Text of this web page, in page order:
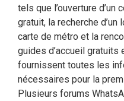
tels que l’ouverture d’un
gratuit, la recherche d’un
carte de métro et la
guides d’accueil
fournissent toutes les
nécessaires pour la
Plusieurs forums